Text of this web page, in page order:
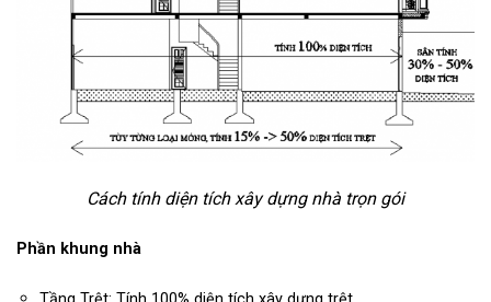
Cách tính diện tích xây dựng nhà trọn gói
Phần khung nhà